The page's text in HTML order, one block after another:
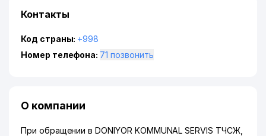
Контакты
Код страны: +998
Номер телефона:
71 позвонить
О компании
При обращении в DONIYOR KOMMUNAL SERVIS ТЧСЖ,